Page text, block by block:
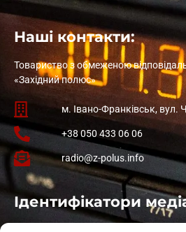
Наші контакти:
Товариство з обмеженою
«Західний полюс»
м. Івано-Франківськ, вул.
+38 050 433 06 06
radio@z-polus.info
Ідентифікатори